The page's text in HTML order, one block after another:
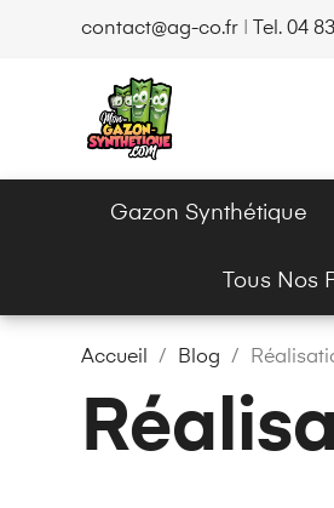
contact@ag-co.fr Tel. 04
Gazon Synthétique
Tous Nos
Accueil Blog